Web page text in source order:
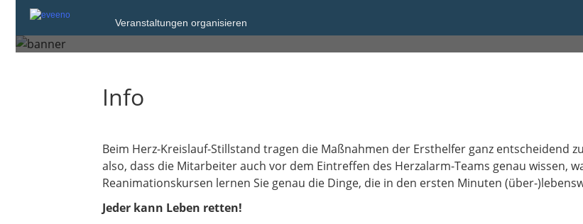
Veranstaltungen organisieren
München
Info
Beim Herz-Kreislauf-Stillstand tragen die Maßnahmen der Ersthelfer ganz entscheidend
also, dass die Mitarbeiter auch vor dem Eintreffen des Herzalarm-Teams genau wissen,
Reanimationskursen lernen Sie genau die Dinge, die in den ersten Minuten (über-
Jeder kann Leben retten!